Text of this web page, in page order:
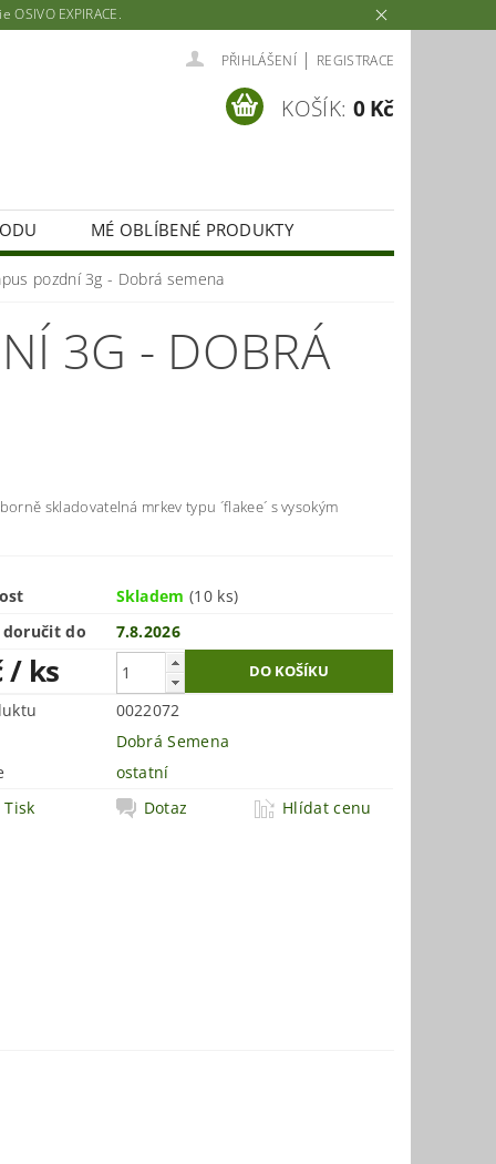
EXPIRACE.
PŘIHLÁŠENÍ | REGISTRACE
KOŠÍK: 0 Kč
MÉ OBLÍBENÉ PRODUKTY
pozdní 3g - Dobrá semena
3G - DOBRÁ
skladovatelná mrkev typu ´flakee´ s vysokým
Skladem(10 ks)
doručit do
7.8.2026
/ ks
0022072
Dobrá Semena
ostatní
Tisk
Dotaz Hlídat cenu